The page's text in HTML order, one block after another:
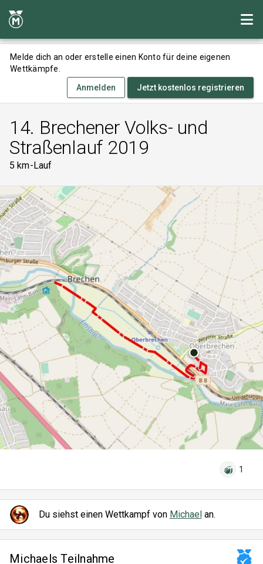
Melde dich an oder erstelle einen Konto für deine eigenen
Wettkämpfe.
Anmelden
Jetzt kostenlos registrieren
14. Brechener Volks- und
Straßenlauf 2019
5 km-Lauf
1
Du siehst einen Wettkampf von Michael an.
Michaels Teilnahme